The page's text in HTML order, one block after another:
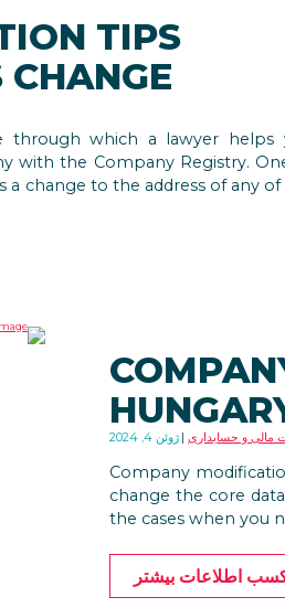
TIPS
CHANGE
through which a lawyer helps
with the Company Registry.
a change to the address of any
ژوئن 4, 2024 مالی و حسابداری
Company
change the core
the cases when you
اطلاعات بیشتر